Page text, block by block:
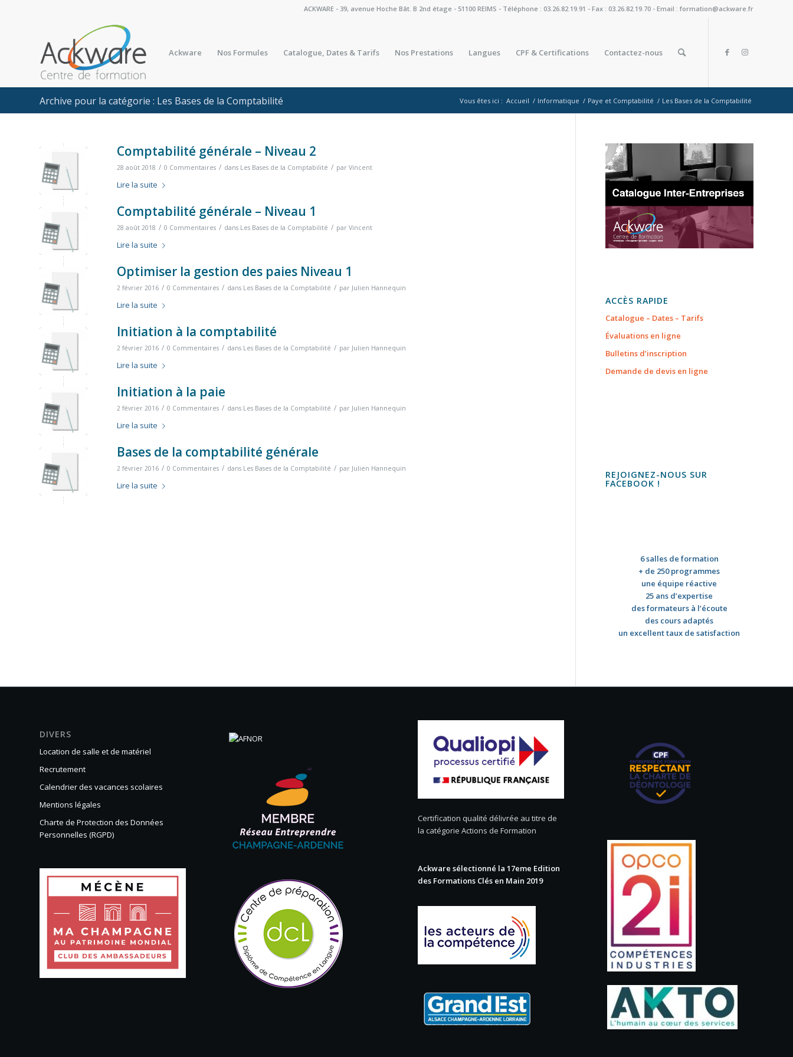
ACKWARE - 39, avenue Hoche Bât. B 2nd étage - 51100 REIMS - Téléphone : 03.26.82.19.91 - Fax : 03.26.82.19.70 - Email : formation@ackware.fr
Ackware Nos Formules Catalogue, Dates & Tarifs Nos Prestations Langues CPF & Certifications Contactez-nous
Archive pour la catégorie : Les Bases de la Comptabilité Vous êtes ici : Accueil / Informatique / Paye et Comptabilité / Les Bases de la Comptabilité
Comptabilité générale – Niveau 2
28 août 2018 / 0 Commentaires / dans Les Bases de la Comptabilité / par Vincent
Lire la suite
Comptabilité générale – Niveau 1
28 août 2018 / 0 Commentaires / dans Les Bases de la Comptabilité / par Vincent
Lire la suite
Optimiser la gestion des paies Niveau 1
2 février 2016 / 0 Commentaires / dans Les Bases de la Comptabilité / par Julien Hannequin
Lire la suite
Initiation à la comptabilité
2 février 2016 / 0 Commentaires / dans Les Bases de la Comptabilité / par Julien Hannequin
Lire la suite
Initiation à la paie
2 février 2016 / 0 Commentaires / dans Les Bases de la Comptabilité / par Julien Hannequin
Lire la suite
Bases de la comptabilité générale
2 février 2016 / 0 Commentaires / dans Les Bases de la Comptabilité / par Julien Hannequin
Lire la suite
ACCÈS RAPIDE
Catalogue – Dates – Tarifs
Évaluations en ligne
Bulletins d’inscription
Demande de devis en ligne
REJOIGNEZ-NOUS SUR
FACEBOOK !
6 salles de formation
+ de 250 programmes
une équipe réactive
25 ans d’expertise
des formateurs à l’écoute
des cours adaptés
un excellent taux de satisfaction
DIVERS
Location de salle et de matériel
Recrutement
Calendrier des vacances scolaires
Mentions légales
Charte de Protection des Données
Personnelles (RGPD)
Certification qualité délivrée au titre de
la catégorie Actions de Formation
Ackware sélectionné la 17eme Edition
des Formations Clés en Main 2019